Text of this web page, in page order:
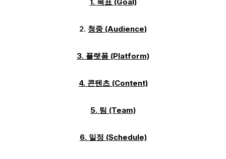
2. 청중 (Audience)
3. 플랫폼 (Platform)
4. 콘텐츠 (Content)
5. 팀 (Team)
6. 일정 (Schedule)